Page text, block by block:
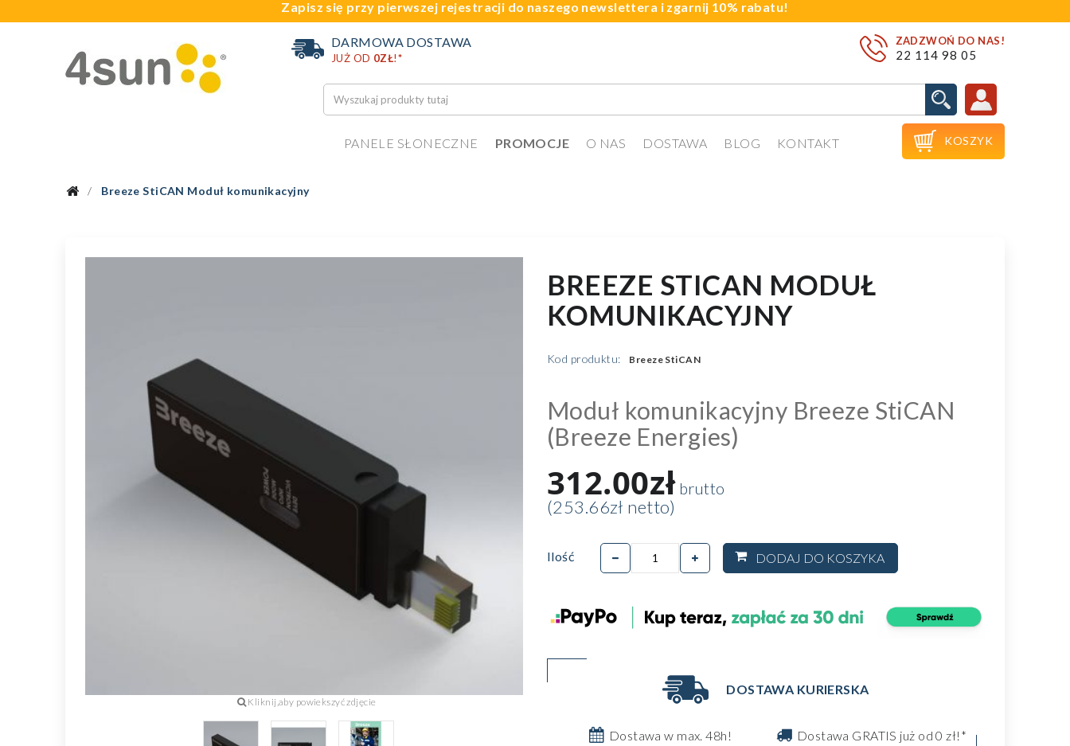
Zapisz się przy pierwszej rejestracji do naszego newslettera i zgarnij 10% rabatu!
ZADZWOŃ DO NAS!
22 114 98 05
DARMOWA DOSTAWA
JUŻ OD 0ZŁ!*
PANELE SŁONECZNE PROMOCJE O NAS DOSTAWA BLOG KONTAKT  KOSZYK
Breeze StiCAN Moduł komunikacyjny
BREEZE STICAN MODUŁ
KOMUNIKACYJNY
Kod produktu: Breeze StiCAN
Moduł komunikacyjny Breeze StiCAN
(Breeze Energies)
312.00złbrutto
(253.66zł netto)
Ilość DODAJ DO KOSZYKA
DOSTAWA KURIERSKA
Dostawa w max. 48h! Dostawa GRATIS już od 0 zł!*